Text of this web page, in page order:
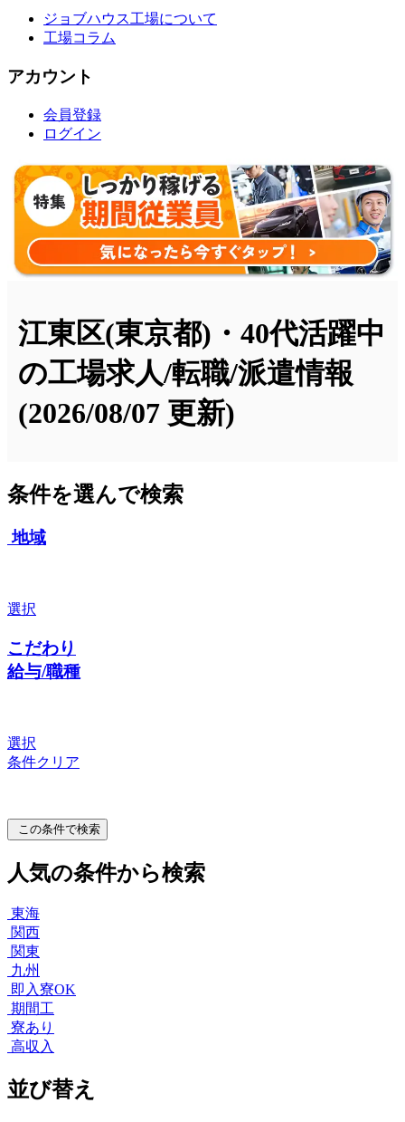
ジョブハウス工場について
工場コラム
アカウント
会員登録
ログイン
江東区(東京都)・40代活躍中
の工場求人/転職/派遣情報
(2026/08/07 更新)
条件を選んで検索
地域
選択
こだわり
給与/職種
選択
条件クリア
この条件で検索
人気の条件から検索
東海
関西
関東
九州
即入寮OK
期間工
寮あり
高収入
並び替え